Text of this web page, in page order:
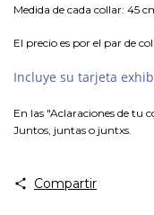
Medida de cada collar: 45
El precio es por el par de
Incluye su tarjeta
En las "Aclaraciones de tu
Juntos, juntas o juntxs.
Compartir